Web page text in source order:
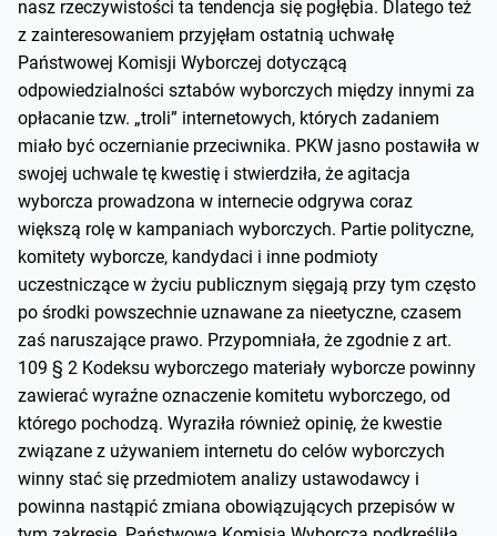
nasz rzeczywistości ta tendencja się pogłębia. Dlatego też
z zainteresowaniem przyjęłam ostatnią uchwałę
Państwowej Komisji Wyborczej dotyczącą
odpowiedzialności sztabów wyborczych między innymi za
opłacanie tzw. „troli” internetowych, których zadaniem
miało być oczernianie przeciwnika. PKW jasno postawiła w
swojej uchwale tę kwestię i stwierdziła, że agitacja
wyborcza prowadzona w internecie odgrywa coraz
większą rolę w kampaniach wyborczych. Partie polityczne,
komitety wyborcze, kandydaci i inne podmioty
uczestniczące w życiu publicznym sięgają przy tym często
po środki powszechnie uznawane za nieetyczne, czasem
zaś naruszające prawo. Przypomniała, że zgodnie z art.
109 § 2 Kodeksu wyborczego materiały wyborcze powinny
zawierać wyraźne oznaczenie komitetu wyborczego, od
którego pochodzą. Wyraziła również opinię, że kwestie
związane z używaniem internetu do celów wyborczych
winny stać się przedmiotem analizy ustawodawcy i
powinna nastąpić zmiana obowiązujących przepisów w